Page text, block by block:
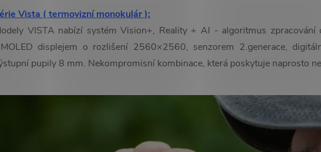
Vista ( termovizní monokulár ):
VISTA nabízí systém Vision+, Reality + AI - algoritmus zpracování
displejem o rozlišení 2560×2560, senzorem 2.generace,
pupily 8 mm. Nekompromisní kombinace, která poskytuje naprosto